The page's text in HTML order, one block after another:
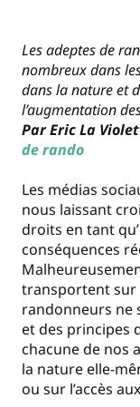
Les adeptes de
nombreux dans
dans la nature et
l’augmentation
Par Eric La
de rando
Les médias
nous laissant
droits en tant
conséquences
transportent sur
randonneurs ne
et des principes
chacune de nos
la nature elle-
ou sur l’accès